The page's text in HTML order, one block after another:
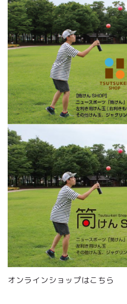
オンラインショップはこちら